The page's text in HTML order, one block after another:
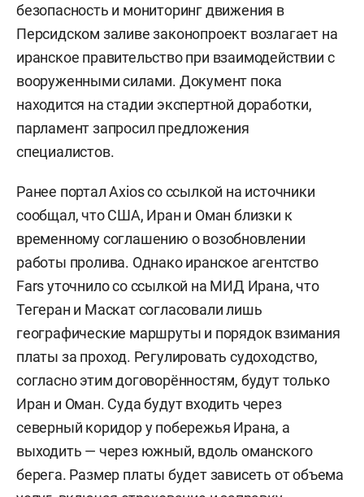
безопасность и мониторинг движения в
Персидском заливе законопроект возлагает на
иранское правительство при взаимодействии с
вооруженными силами. Документ пока
находится на стадии экспертной доработки,
парламент запросил предложения
специалистов.
Ранее портал Axios со ссылкой на источники
сообщал, что США, Иран и Оман близки к
временному соглашению о возобновлении
работы пролива. Однако иранское агентство
Fars уточнило со ссылкой на МИД Ирана, что
Тегеран и Маскат согласовали лишь
географические маршруты и порядок взимания
платы за проход. Регулировать судоходство,
согласно этим договорённостям, будут только
Иран и Оман. Суда будут входить через
северный коридор у побережья Ирана, а
выходить — через южный, вдоль оманского
берега. Размер платы будет зависеть от объема